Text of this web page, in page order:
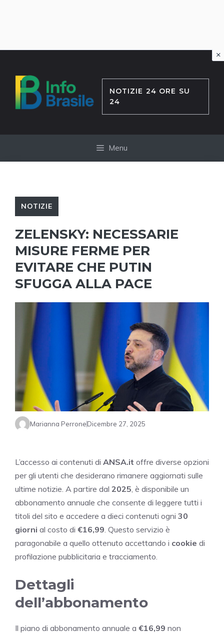
contenuto
NOTIZIE 24 ORE SU
24
Menu
NOTIZIE
ZELENSKY: NECESSARIE
MISURE FERME PER
EVITARE CHE PUTIN
SFUGGA ALLA PACE
Marianna PerroneDicembre 27, 2025
L’accesso ai contenuti di ANSA.it offre diverse opzioni
per gli utenti che desiderano rimanere aggiornati sulle
ultime notizie. A partire dal 2025, è disponibile un
abbonamento annuale che consente di leggere tutti i
titoli del sito e accedere a dieci contenuti ogni 30
giorni al costo di €16,99. Questo servizio è
paragonabile a quello ottenuto accettando i cookie di
profilazione pubblicitaria e tracciamento.
Dettagli
dell’abbonamento
Il piano di abbonamento annuale a €16,99 non
×